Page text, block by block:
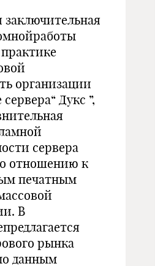
организации
Дукс ”,
сервера
отношению к
печатным
В
рынка
данным